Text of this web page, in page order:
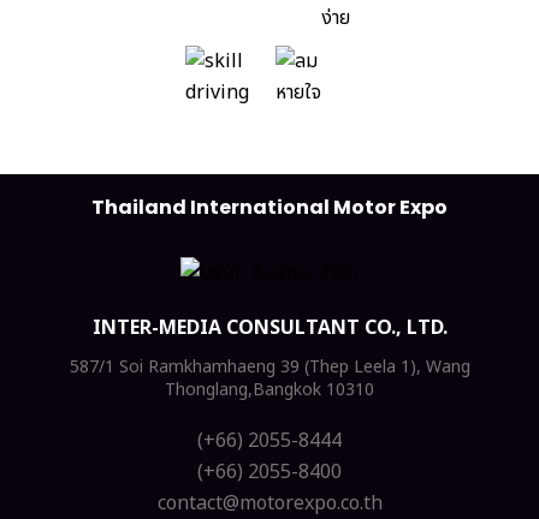
Thailand International Motor Expo
INTER-MEDIA CONSULTANT CO., LTD.
587/1 Soi Ramkhamhaeng 39 (Thep Leela 1), Wang
Thonglang,Bangkok 10310
(+66) 2055-8444
(+66) 2055-8400
contact@motorexpo.co.th